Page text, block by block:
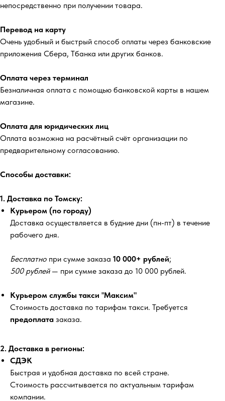
непосредственно при получении товара.
Перевод на карту
Очень удобный и быстрый способ оплаты через банковские
приложения Сбера, Тбанка или других банков.
Оплата через терминал
Безналичная оплата с помощью банковской карты в нашем
магазине.
Оплата для юридических лиц
Оплата возможна на расчётный счёт организации по
предварительному согласованию.
Способы доставки:
1. Доставка по Томску:
Курьером (по городу)
Доставка осуществляется в будние дни (пн-пт) в течение
рабочего дня.
Бесплатно при сумме заказа 10 000+ рублей;
500 рублей— при сумме заказа до 10 000 рублей.
Курьером службы такси "Максим"
Стоимость доставка по тарифам такси. Требуется
предоплата заказа.
2. Доставка в регионы:
СДЭК
Быстрая и удобная доставка по всей стране.
Стоимость рассчитывается по актуальным тарифам
компании.